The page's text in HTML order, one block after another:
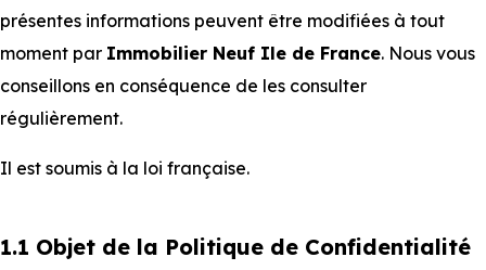
présentes informations peuvent être modifiées à tout
moment par Immobilier Neuf Ile de France. Nous vous
conseillons en conséquence de les consulter
régulièrement.
Il est soumis à la loi française.
1.1 Objet de la Politique de Confidentialité